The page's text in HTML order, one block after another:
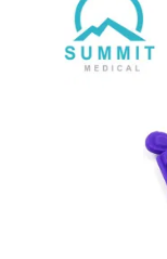
NOTICIAS